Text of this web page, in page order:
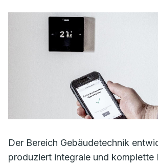
Der Bereich Gebäudetechnik
produziert integrale und komplette